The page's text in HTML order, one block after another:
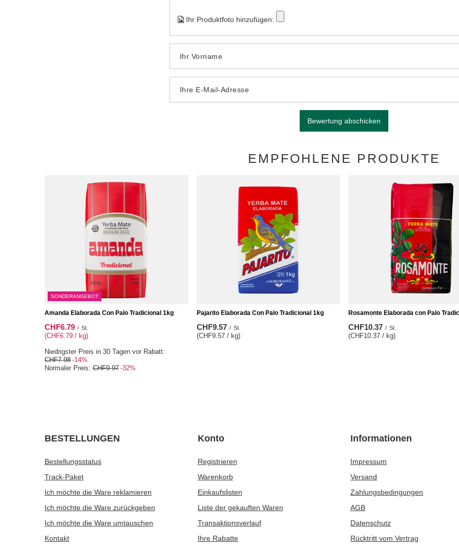
Ihr Produktfoto hinzufügen:
Ihr Vorname
Ihre E-Mail-Adresse
Bewertung abschicken
EMPFOHLENE PRODUKTE
SONDERANGEBOT
Amanda Elaborada Con Palo Tradicional 1kg
CHF6.79 / St.
(CHF6.79 / kg)
Niedrigster Preis in 30 Tagen vor Rabatt:
CHF7.98 -14%
Normaler Preis: CHF9.97 -32%
Pajarito Elaborada Con Palo Tradicional 1kg
CHF9.57 / St.
(CHF9.57 / kg)
Rosamonte Elaborada con Palo
CHF10.37 / St.
(CHF10.37 / kg)
BESTELLUNGEN
Bestellungsstatus
Track-Paket
Ich möchte die Ware reklamieren
Ich möchte die Ware zurückgeben
Ich möchte die Ware umtauschen
Kontakt
Konto
Registrieren
Warenkorb
Einkaufslisten
Liste der gekauften Waren
Transaktionsverlauf
Ihre Rabatte
Informationen
Impressum
Versand
Zahlungsbedingungen
AGB
Datenschutz
Rücktritt vom Vertrag